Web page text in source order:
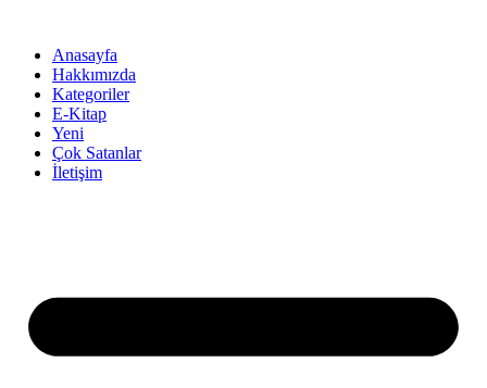
Anasayfa
Hakkımızda
Kategoriler
E-Kitap
Yeni
Çok Satanlar
İletişim